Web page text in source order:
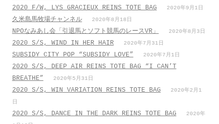
2020 F/W, LYS GRACIEUX REINS TOTE BAG 2020年9月1日
久米島馬牧場チャンネル 2020年8月18日
NPOなみあし会「引退馬とソフト競馬のレースVR」 2020年8月3日
2020 S/S, WIND IN HER HAIR 2020年7月31日
SUBSIDY CITY POP “SUBSIDY LOVE” 2020年7月1日
2020 S/S, DEEP AIR REINS TOTE BAG “I CAN’T
BREATHE”
2020年5月31日
2020 S/S, WIN VARIATION REINS TOTE BAG
2020年2月1
日
2020 S/S, DANCE IN THE DARK REINS TOTE BAG
2020年